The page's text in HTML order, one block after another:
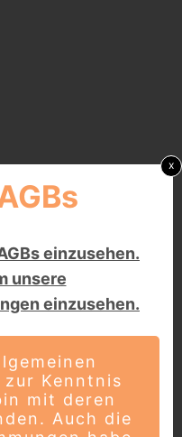
einzusehen.
unsere
einzusehen.
zur Kenntnis
mit deren
Auch die
x